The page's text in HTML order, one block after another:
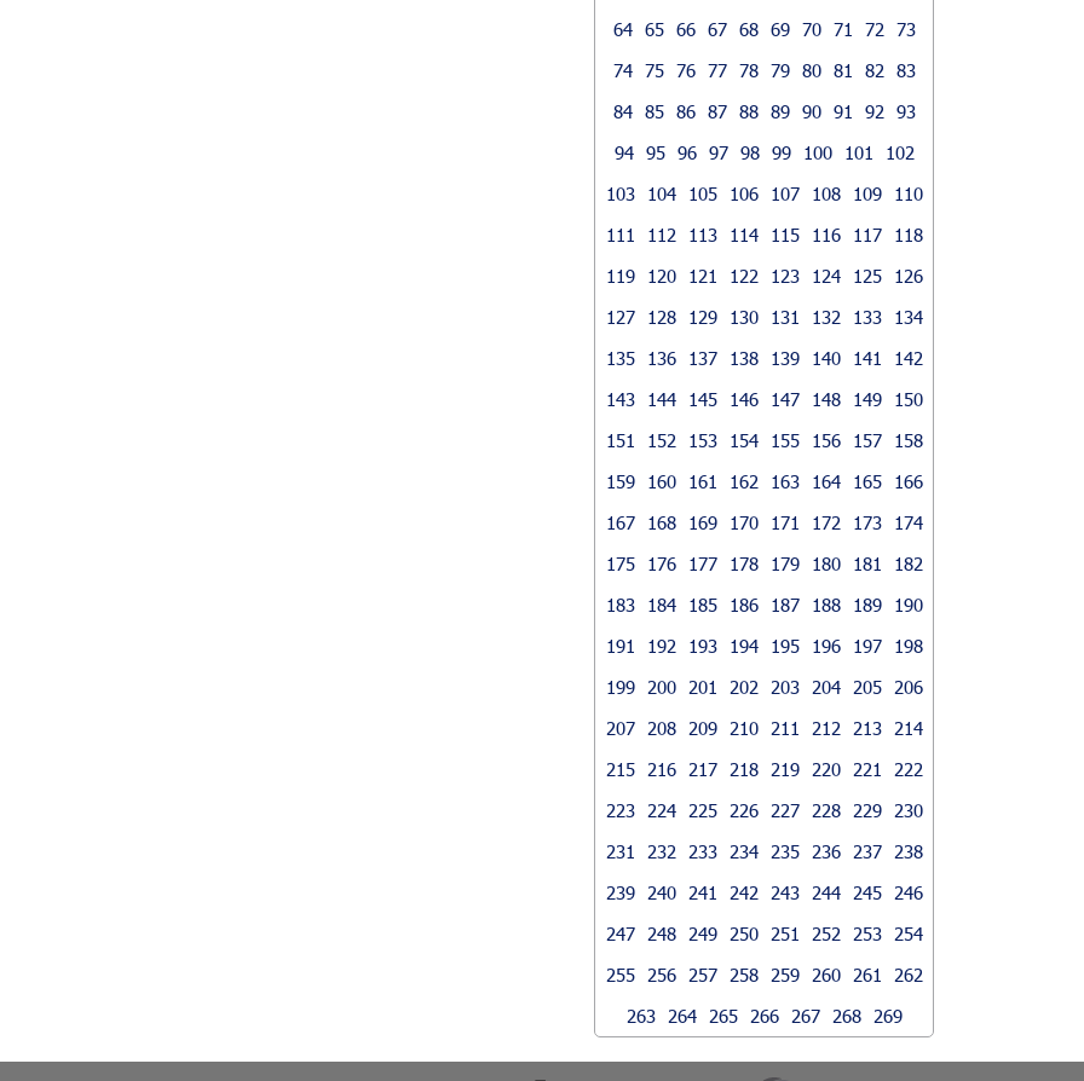
64 65 66 67 68 69 70 71 72
73
74 75 76 77 78 79 80 81 82
83
84 85 86 87 88 89 90 91 92
93
94 95 96 97 98 99 100 101
102
103
104 105 106 107 108 109
110
111
112 113 114 115 116 117
118
119
120 121 122 123 124 125
126
127
128 129 130 131 132 133
134
135
136 137 138 139 140 141
142
143
144 145 146 147 148 149
150
151
152 153 154 155 156 157
158
159
160 161 162 163 164 165
166
167
168 169 170 171 172 173
174
175
176 177 178 179 180 181
182
183
184 185 186 187 188 189
190
191
192 193 194 195 196 197
198
199
200 201 202 203 204 205
206
207
208 209 210 211 212 213
214
215
216 217 218 219 220 221
222
223
224 225 226 227 228 229
230
231
232 233 234 235 236 237
238
239
240 241 242 243 244 245
246
247
248 249 250 251 252 253
254
255
256 257 258 259 260 261
262
263
264 265 266 267 268 269